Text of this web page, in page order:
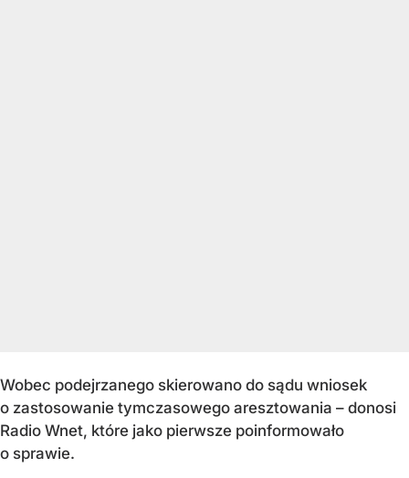
Wobec podejrzanego skierowano do sądu wniosek
o zastosowanie tymczasowego aresztowania – donosi
Radio Wnet, które jako pierwsze poinformowało
o sprawie.